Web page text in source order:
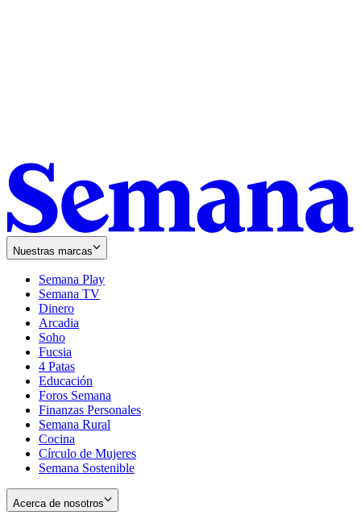
Nuestras marcas
Semana Play
Semana TV
Dinero
Arcadia
Soho
in
new
window
Fucsia
in
new
window
4 Patas
Educación
Foros Semana
Finanzas Personales
Semana Rural
Cocina
Círculo de Mujeres
Semana Sostenible
Acerca de nosotros